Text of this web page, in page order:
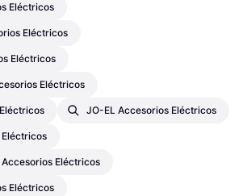
Eléctricos
Eléctricos
Eléctricos
Eléctricos
JO-EL Accesorios Eléctricos
Eléctricos
Eléctricos